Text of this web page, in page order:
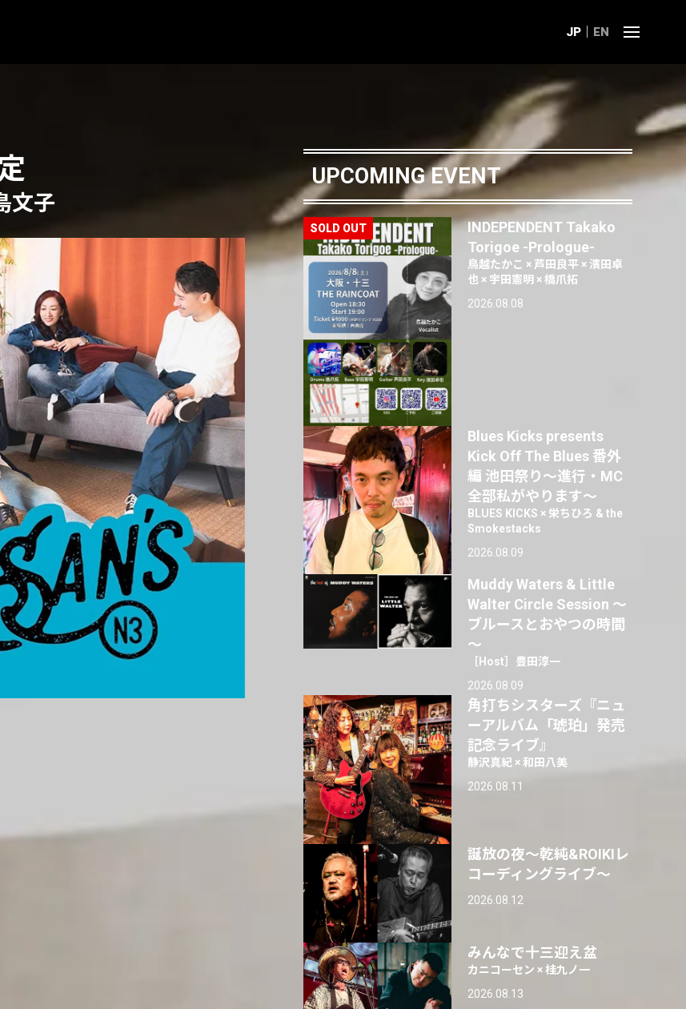
JP EN
文子
UPCOMING EVENT
INDEPENDENT Takako
Torigoe -Prologue-
鳥越たかこ × 芦田良平 × 濱田卓
也 × 宇田憲明 × 橋爪拓
2026.08.08
Blues Kicks presents
Kick Off The Blues 番外
編 池田祭り〜進行・MC
全部私がやります〜
BLUES KICKS × 栄ちひろ & the
Smokestacks
2026.08.09
Muddy Waters & Little
Walter Circle Session ～
ブルースとおやつの時間
～
［Host］豊田淳一
2026.08.09
角打ちシスターズ『ニュ
ーアルバム「琥珀」発売
記念ライブ』
静沢真紀 × 和田八美
2026.08.11
誕放の夜〜乾純&ROIKIレ
コーディングライブ〜
2026.08.12
みんなで十三迎え盆
カニコーセン × 桂九ノ一
2026.08.13